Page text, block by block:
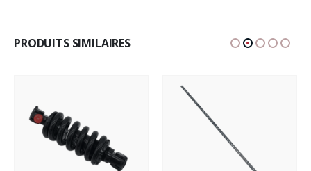
PRODUITS SIMILAIRES